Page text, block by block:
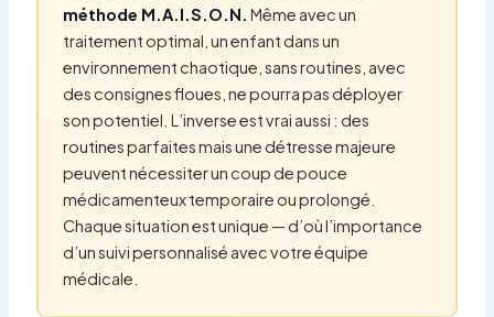
méthode M.A.I.S.O.N. Même avec un
traitement optimal, un enfant dans un
environnement chaotique, sans routines, avec
des consignes floues, ne pourra pas déployer
son potentiel. L’inverse est vrai aussi : des
routines parfaites mais une détresse majeure
peuvent nécessiter un coup de pouce
médicamenteux temporaire ou prolongé.
Chaque situation est unique — d’où l’importance
d’un suivi personnalisé avec votre équipe
médicale.